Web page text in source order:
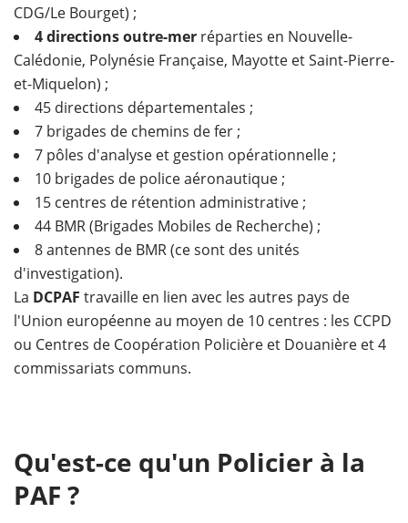
CDG/Le Bourget) ;
4 directions outre-mer réparties en Nouvelle-
Calédonie, Polynésie Française, Mayotte et Saint-Pierre-
et-Miquelon) ;
45 directions départementales ;
7 brigades de chemins de fer ;
7 pôles d'analyse et gestion opérationnelle ;
10 brigades de police aéronautique ;
15 centres de rétention administrative ;
44 BMR (Brigades Mobiles de Recherche) ;
8 antennes de BMR (ce sont des unités
d'investigation).
La DCPAF travaille en lien avec les autres pays de
l'Union européenne au moyen de 10 centres : les CCPD
ou Centres de Coopération Policière et Douanière et 4
commissariats communs.
Qu'est-ce qu'un Policier à la
PAF ?